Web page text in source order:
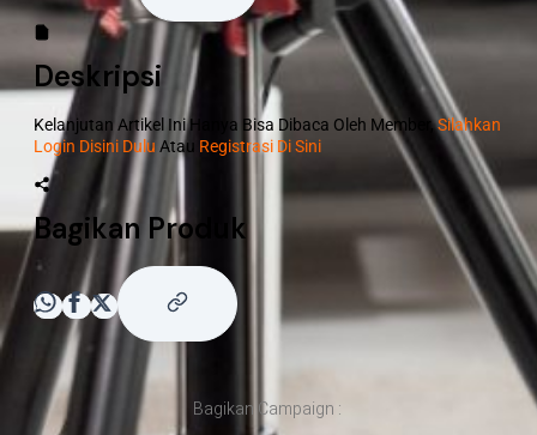
Deskripsi
Kelanjutan Artikel Ini Hanya Bisa Dibaca Oleh Member,Silahkan
Login Disini Dulu Atau Registrasi Di Sini
Bagikan Produk
Bagikan Campaign :